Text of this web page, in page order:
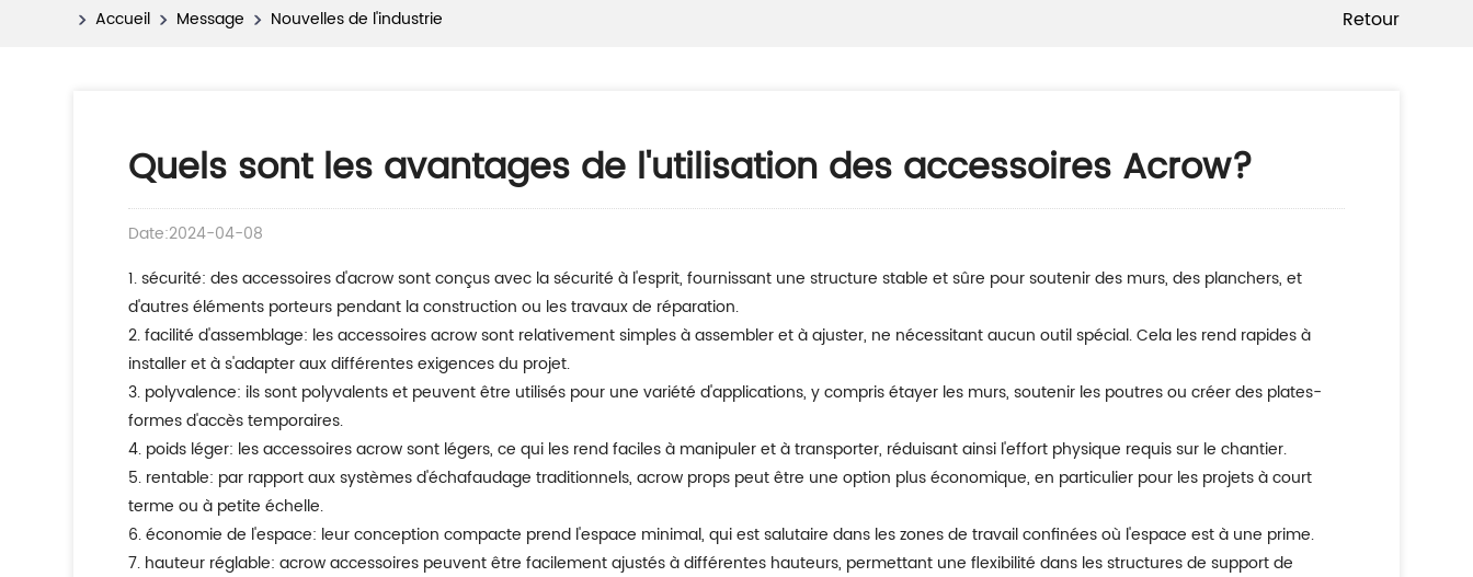
Retour
Accueil Message Nouvelles de l'industrie
Quels sont les avantages de l'utilisation des accessoires Acrow?
Date:2024-04-08
1. sécurité: des accessoires d'acrow sont conçus avec la sécurité à l'esprit, fournissant une structure stable et sûre pour soutenir des murs, des planchers, et
d'autres éléments porteurs pendant la construction ou les travaux de réparation.
2. facilité d'assemblage: les accessoires acrow sont relativement simples à assembler et à ajuster, ne nécessitant aucun outil spécial. Cela les rend rapides à
installer et à s'adapter aux différentes exigences du projet.
3. polyvalence: ils sont polyvalents et peuvent être utilisés pour une variété d'applications, y compris étayer les murs, soutenir les poutres ou créer des plates-
formes d'accès temporaires.
4. poids léger: les accessoires acrow sont légers, ce qui les rend faciles à manipuler et à transporter, réduisant ainsi l'effort physique requis sur le chantier.
5. rentable: par rapport aux systèmes d'échafaudage traditionnels, acrow props peut être une option plus économique, en particulier pour les projets à court
terme ou à petite échelle.
6. économie de l'espace: leur conception compacte prend l'espace minimal, qui est salutaire dans les zones de travail confinées où l'espace est à une prime.
7. hauteur réglable: acrow accessoires peuvent être facilement ajustés à différentes hauteurs, permettant une flexibilité dans les structures de support de